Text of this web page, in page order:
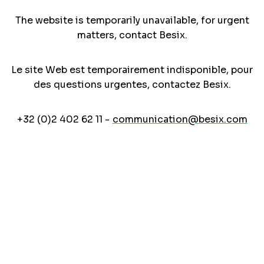
The website is temporarily unavailable, for urgent
matters, contact Besix.
Le site Web est temporairement indisponible, pour
des questions urgentes, contactez Besix.
+32 (0)2 402 62 11 - communication@besix.com